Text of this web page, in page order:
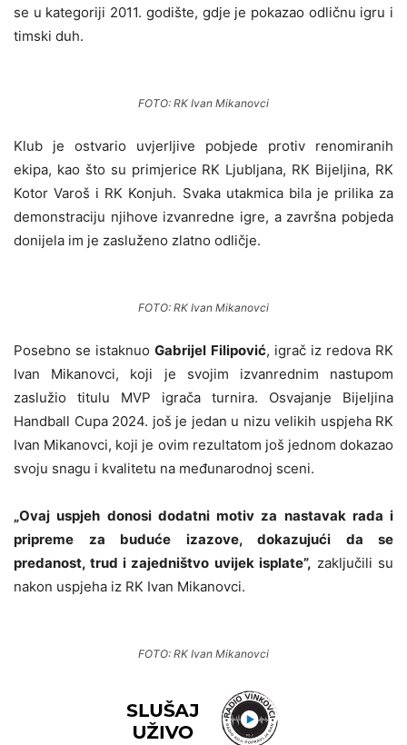
se u kategoriji 2011. godište, gdje je pokazao odličnu igru i
timski duh.
FOTO: RK Ivan Mikanovci
Klub je ostvario uvjerljive pobjede protiv renomiranih
ekipa, kao što su primjerice RK Ljubljana, RK Bijeljina, RK
Kotor Varoš i RK Konjuh. Svaka utakmica bila je prilika za
demonstraciju njihove izvanredne igre, a završna pobjeda
donijela im je zasluženo zlatno odličje.
FOTO: RK Ivan Mikanovci
Posebno se istaknuoGabrijel Filipović, igrač iz redova RK
Ivan Mikanovci, koji je svojim izvanrednim nastupom
zaslužio titulu MVP igrača turnira. Osvajanje Bijeljina
Handball Cupa 2024. još je jedan u nizu velikih uspjeha RK
Ivan Mikanovci, koji je ovim rezultatom još jednom dokazao
svoju snagu i kvalitetu na međunarodnoj sceni.
„Ovaj uspjeh donosi dodatni motiv za nastavak rada i
pripreme za buduće izazove, dokazujući da se
predanost, trud i zajedništvo uvijek isplate”, zaključili su
nakon uspjeha iz RK Ivan Mikanovci.
FOTO: RK Ivan Mikanovci